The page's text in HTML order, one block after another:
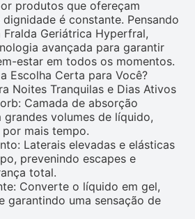
produtos que ofereçam
é constante. Pensando
Fralda Geriátrica Hyperfral,
avançada para garantir
estar em todos os momentos.
Escolha Certa para Você?
Noites Tranquilas e Dias Ativos
Camada de absorção
volumes de líquido,
mais tempo.
Laterais elevadas e elásticas
prevenindo escapes e
total.
Converte o líquido em gel,
garantindo uma sensação de